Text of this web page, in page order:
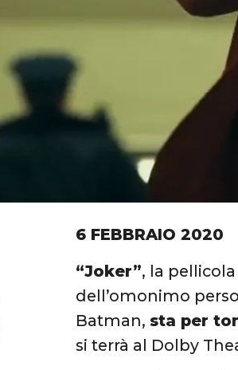
6 FEBBRAIO 2020
“Joker”, la
dell’omonimo
Batman, sta per
si terrà al Dolby